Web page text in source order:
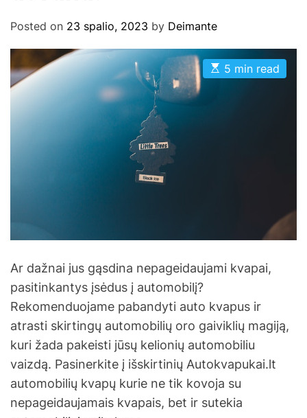
Posted on 23 spalio, 2023 by Deimante
E
s
e
5 min read
Ar dažnai jus gąsdina nepageidaujami kvapai,
pasitinkantys įsėdus į automobilį?
Rekomenduojame pabandyti auto kvapus ir
atrasti skirtingų automobilių oro gaiviklių magiją,
kuri žada pakeisti jūsų kelionių automobiliu
vaizdą. Pasinerkite į išskirtinių Autokvapukai.lt
automobilių kvapų kurie ne tik kovoja su
nepageidaujamais kvapais, bet ir sutekia